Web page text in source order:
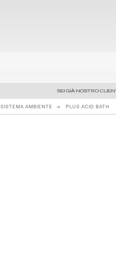
SEI GIÀ NOSTRO
SISTEMA AMBIENTE PLUS ACID BATH